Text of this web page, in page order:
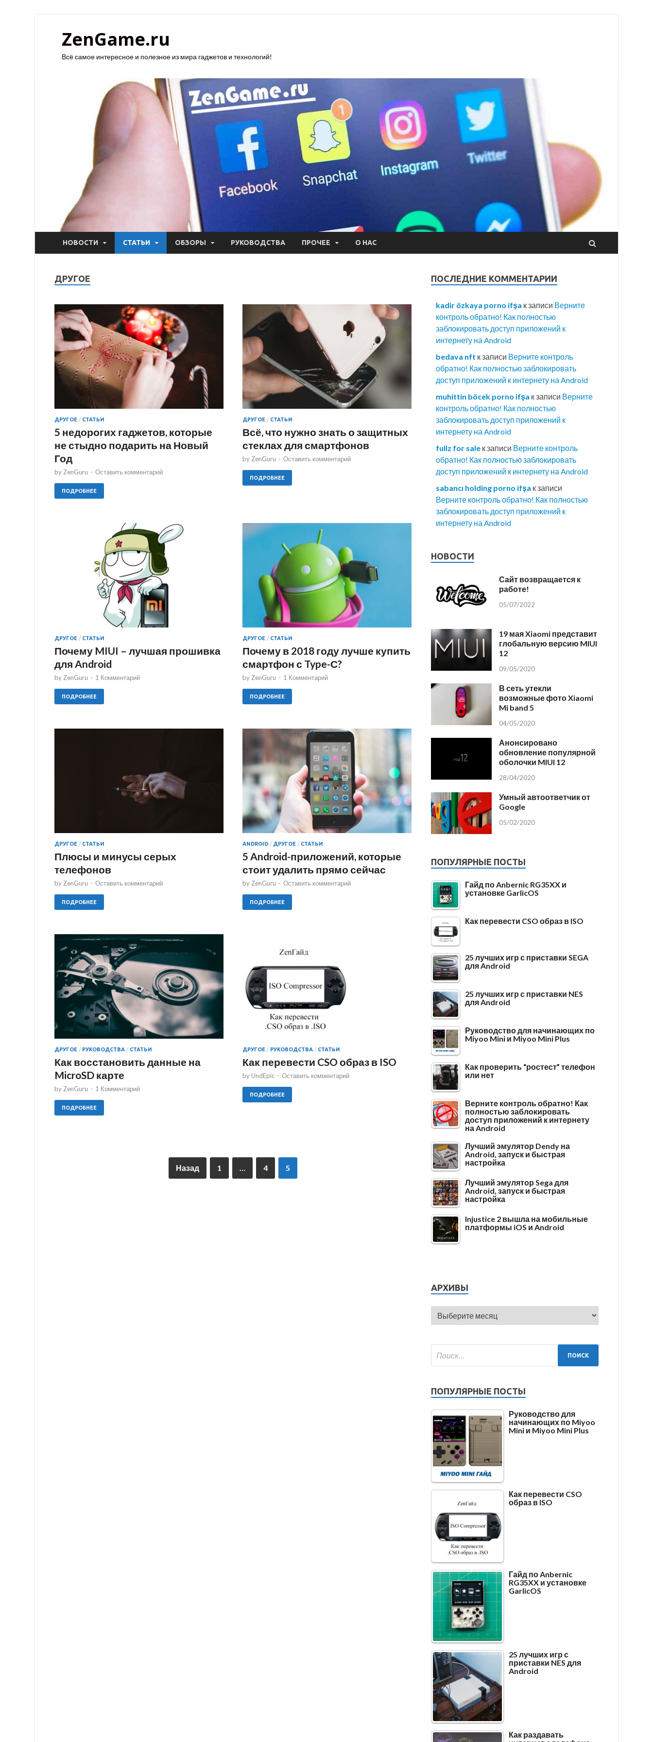
ZenGame.ru
Всё самое интересное и полезное из мира гаджетов и технологий!
НОВОСТИ СТАТЬИ ОБЗОРЫ РУКОВОДСТВА ПРОЧЕЕ О НАС
ДРУГОЕ
ДРУГОЕ / СТАТЬИ
5 недорогих гаджетов, которые
не стыдно подарить на Новый
Год
by ZenGuru - Оставить комментарий
ПОДРОБНЕЕ
ДРУГОЕ / СТАТЬИ
Всё, что нужно знать о защитных
стеклах для смартфонов
by ZenGuru - Оставить комментарий
ПОДРОБНЕЕ
ДРУГОЕ / СТАТЬИ
Почему MIUI – лучшая прошивка
для Android
by ZenGuru - 1 Комментарий
ПОДРОБНЕЕ
ДРУГОЕ / СТАТЬИ
Почему в 2018 году лучше купить
смартфон с Type-С?
by ZenGuru - 1 Комментарий
ПОДРОБНЕЕ
ДРУГОЕ / СТАТЬИ
Плюсы и минусы серых
телефонов
by ZenGuru - Оставить комментарий
ПОДРОБНЕЕ
ANDROID / ДРУГОЕ / СТАТЬИ
5 Android-приложений, которые
стоит удалить прямо сейчас
by ZenGuru - Оставить комментарий
ПОДРОБНЕЕ
ДРУГОЕ / РУКОВОДСТВА / СТАТЬИ
Как восстановить данные на
MicroSD карте
by ZenGuru - 1 Комментарий
ПОДРОБНЕЕ
ДРУГОЕ / РУКОВОДСТВА / СТАТЬИ
Как перевести CSO образ в ISO
by UndEpic - Оставить комментарий
ПОДРОБНЕЕ
Назад 1 4 5
ПОСЛЕДНИЕ КОММЕНТАРИИ
kadir özkaya porno ifşa к записи Верните
контроль обратно! Как полностью
заблокировать доступ приложений к
интернету на Android
bedava nft к записи Верните контроль
обратно! Как полностью заблокировать
доступ приложений к интернету на Android
muhittin böcek porno ifşa к записи Верните
контроль обратно! Как полностью
заблокировать доступ приложений к
интернету на Android
fullz for sale к записи Верните контроль
обратно! Как полностью заблокировать
доступ приложений к интернету на Android
sabancı holding porno ifşa к записи
Верните контроль обратно! Как полностью
заблокировать доступ приложений к
интернету на Android
НОВОСТИ
Сайт возвращается к
работе!
05/07/2022
19 мая Xiaomi представит
глобальную версию MIUI
12
09/05/2020
В сеть утекли
возможные фото Xiaomi
Mi band 5
04/05/2020
Анонсировано
обновление популярной
оболочки MIUI 12
28/04/2020
Умный автоответчик от
Google
05/02/2020
ПОПУЛЯРНЫЕ ПОСТЫ
Гайд по Anbernic RG35XX и
установке GarlicOS
Как перевести CSO образ в ISO
25 лучших игр с приставки SEGA
для Android
25 лучших игр с приставки NES
для Android
Руководство для начинающих по
Miyoo Mini и Miyoo Mini Plus
Как проверить “ростест” телефон
или нет
Верните контроль обратно! Как
полностью заблокировать
доступ приложений к интернету
на Android
Лучший эмулятор Dendy на
Android, запуск и быстрая
настройка
Лучший эмулятор Sega для
Android, запуск и быстрая
настройка
Injustice 2 вышла на мобильные
платформы iOS и Android
АРХИВЫ
ПОПУЛЯРНЫЕ ПОСТЫ
Руководство для
начинающих по Miyoo
Mini и Miyoo Mini Plus
Как перевести CSO
образ в ISO
Гайд по Anbernic
RG35XX и установке
GarlicOS
25 лучших игр с
приставки NES для
Android
Как раздавать